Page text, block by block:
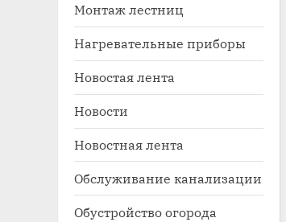
sub-
Монтаж лестниц
Нагревательные приборы
Новостая лента
Новости
Новостная лента
Обслуживание канализации
Обустройство огорода